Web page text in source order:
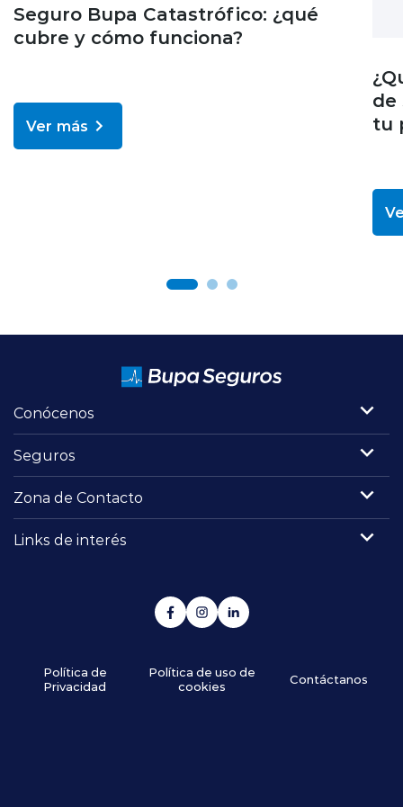
Seguro Bupa Catastrófico: ¿qué
cubre y cómo funciona?
Ver más
de
tu
Conócenos
Seguros
Zona de Contacto
Links de interés
Política de
Privacidad
Política de uso de
cookies
Contáctanos